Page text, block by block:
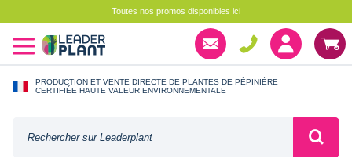
Toutes nos promos disponibles ici
PRODUCTION ET VENTE DIRECTE DE PLANTES DE PÉPINIÈRE
CERTIFIÉE HAUTE VALEUR ENVIRONNEMENTALE